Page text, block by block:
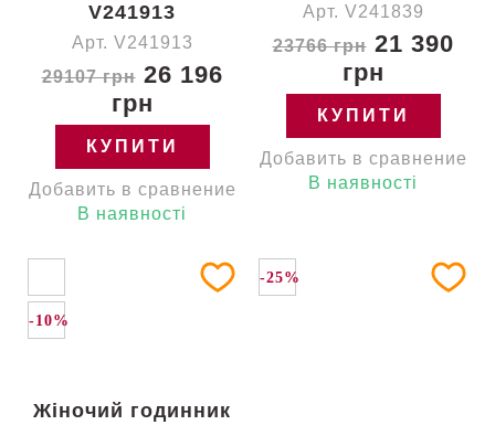
V241913
Арт. V241913
29107 грн26 196
грн
КУПИТИ
Добавить в сравнение
В наявності
Арт. V241839
23766 грн21 390
грн
КУПИТИ
Добавить в сравнение
В наявності
-10%
Жіночий годинник
-25%